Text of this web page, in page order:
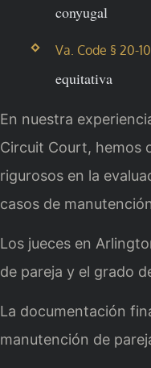
conyugal
Va. Code § 20-
equitativa
En nuestra
Circuit Court, hemos
rigurosos en la
casos de
Los jueces en
de pareja y el grado
La documentación
manutención de